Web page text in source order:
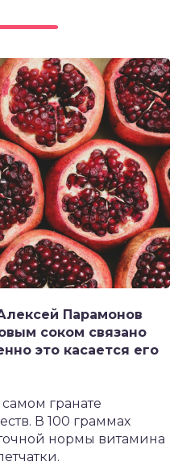
Парамонов
соком связано
это касается его
самом гранате
В 100 граммах
нормы витамина